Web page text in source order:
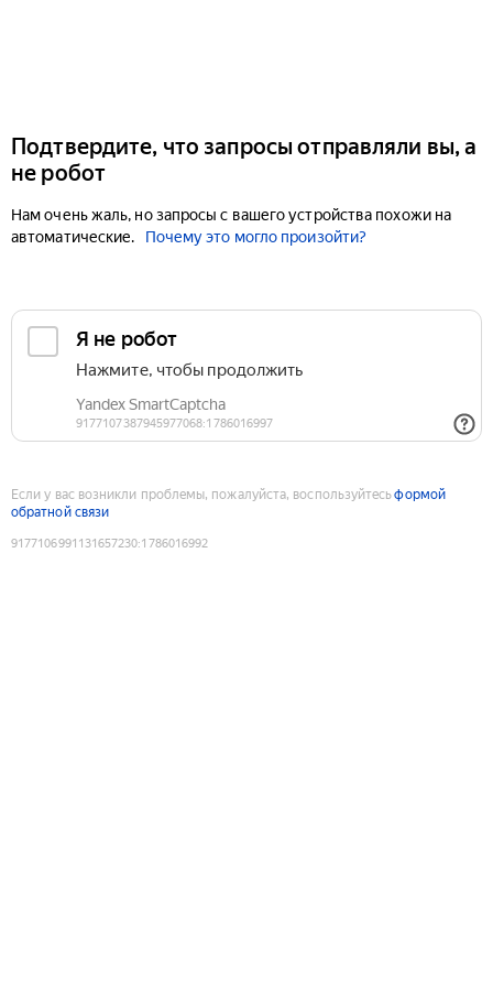
Подтвердите, что запросы отправляли вы, а
не робот
Нам очень жаль, но запросы с вашего устройства похожи на
автоматические.
Почему это могло произойти?
Если у вас возникли проблемы, пожалуйста, воспользуйтесьформой
обратной связи
9177106991131657230:1786016992